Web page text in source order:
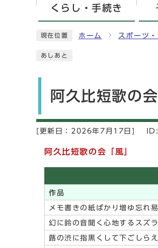
くらし・手続き
現在位置 ホーム スポーツ
あしあと
阿久比短歌の
[更新日： 2026年7月17日]
阿久比短歌の会「風」
作品
メモ書きの紙ばかり増ゆ忘れ
幻に鈴の音聞く心地するスズ
蕗の渋に指黒くして下ごしら